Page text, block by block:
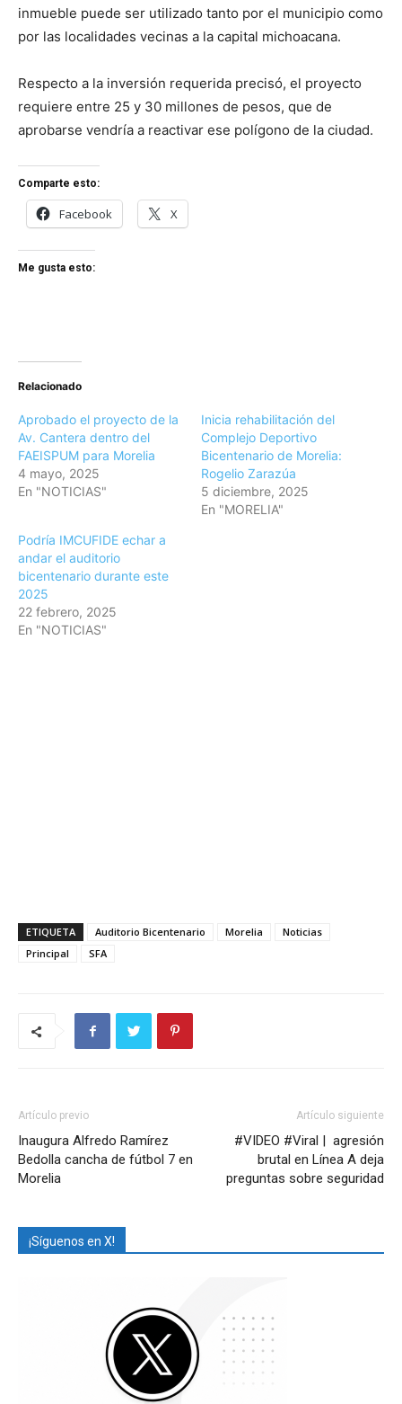
inmueble puede ser utilizado tanto por el municipio como
por las localidades vecinas a la capital michoacana.
Respecto a la inversión requerida precisó, el proyecto
requiere entre 25 y 30 millones de pesos, que de
aprobarse vendría a reactivar ese polígono de la ciudad.
Comparte esto:
Facebook X
Me gusta esto:
Relacionado
Aprobado el proyecto de la
Av. Cantera dentro del
FAEISPUM para Morelia
4 mayo, 2025
En "NOTICIAS"
Inicia rehabilitación del
Complejo Deportivo
Bicentenario de Morelia:
Rogelio Zarazúa
5 diciembre, 2025
En "MORELIA"
Podría IMCUFIDE echar a
andar el auditorio
bicentenario durante este
2025
22 febrero, 2025
En "NOTICIAS"
ETIQUETA Auditorio Bicentenario Morelia
Noticias
Principal
SFA
Artículo previo
Inaugura Alfredo Ramírez
Bedolla cancha de fútbol 7 en
Morelia
Artículo siguiente
#VIDEO #Viral | agresión
brutal en Línea A deja
preguntas sobre seguridad
¡Síguenos en X!